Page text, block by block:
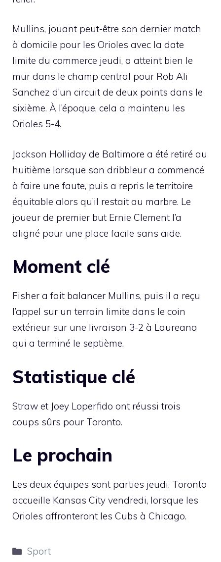
Mullins, jouant peut-être son dernier match
à domicile pour les Orioles avec la date
limite du commerce jeudi, a atteint bien le
mur dans le champ central pour Rob Ali
Sanchez d’un circuit de deux points dans le
sixième. À l’époque, cela a maintenu les
Orioles 5-4.
Jackson Holliday de Baltimore a été retiré au
huitième lorsque son dribbleur a commencé
à faire une faute, puis a repris le territoire
équitable alors qu’il restait au marbre. Le
joueur de premier but Ernie Clement l’a
aligné pour une place facile sans aide.
Moment clé
Fisher a fait balancer Mullins, puis il a reçu
l’appel sur un terrain limite dans le coin
extérieur sur une livraison 3-2 à Laureano
qui a terminé le septième.
Statistique clé
Straw et Joey Loperfido ont réussi trois
coups sûrs pour Toronto.
Le prochain
Les deux équipes sont parties jeudi. Toronto
accueille Kansas City vendredi, lorsque les
Orioles affronteront les Cubs à Chicago.
Catégories
Sport